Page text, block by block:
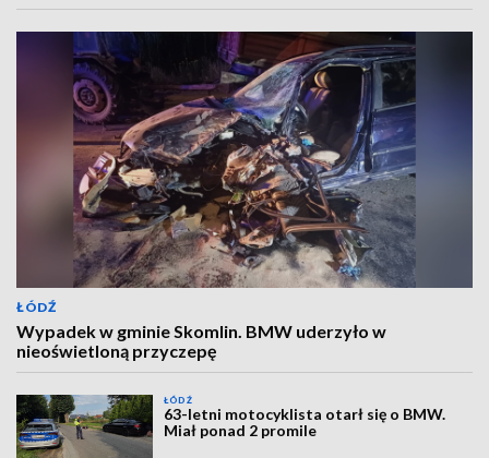
ŁÓDŹ
Wypadek w gminie Skomlin. BMW uderzyło w
nieoświetloną przyczepę
ŁÓDŹ
63-letni motocyklista otarł się o BMW.
Miał ponad 2 promile